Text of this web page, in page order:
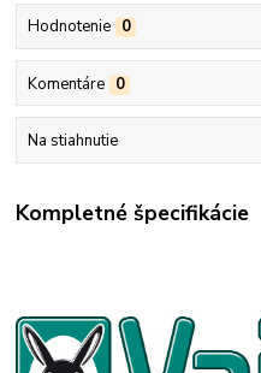
Hodnotenie 0
Komentáre 0
Na stiahnutie
Kompletné špecifikácie